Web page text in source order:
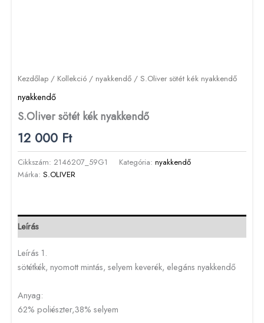
Kezdőlap / Kollekció / nyakkendő / S.Oliver sötét kék nyakkendő
nyakkendő
S.Oliver sötét kék nyakkendő
12 000 Ft
Cikkszám: 2146207_59G1 Kategória: nyakkendő
Márka: S.OLIVER
Leírás
Leírás 1.
sötétkék, nyomott mintás, selyem keverék, elegáns nyakkendő
Anyag:
62% poliészter,38% selyem